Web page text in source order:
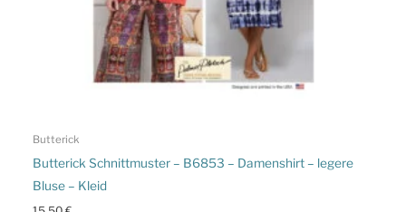
Butterick
Butterick Schnittmuster – B6853 – Damenshirt – legere
Bluse – Kleid